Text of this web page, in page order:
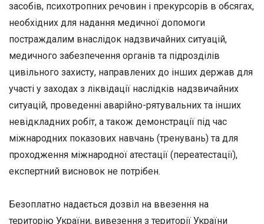
засобів, психотропних речовин і прекурсорів в обсягах,
необхідних для надання медичної допомоги
постраждалим внаслідок надзвичайних ситуацій,
медичного забезпечення органів та підрозділів
цивільного захисту, направлених до інших держав для
участі у заходах з ліквідації наслідків надзвичайних
ситуацій, проведенні аварійно-рятувальних та інших
невідкладних робіт, а також демонстрації під час
міжнародних показових навчань (тренувань) та для
проходження міжнародної атестації (переатестації),
експертний висновок не потрібен.
Безоплатно надається дозвіл на ввезення на
територію України, вивезення з території України